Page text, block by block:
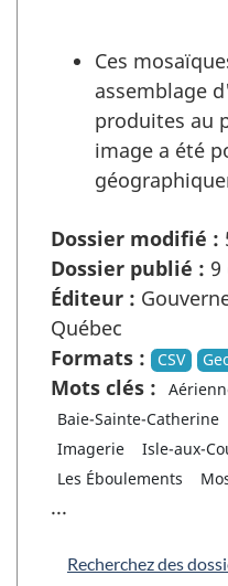
Ces
assemblage
produites au
image a été
Dossier modifié :
Dossier publié : 9
Éditeur :
Québec
Formats :
CSV
Mots clés :
Baie-Sainte-Catherine
Imagerie
Isle-aux-
Les Éboulements
...
Recherchez des